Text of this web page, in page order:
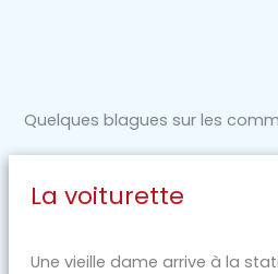
Quelques blagues sur les
La voiturette
Une vieille dame arrive à la